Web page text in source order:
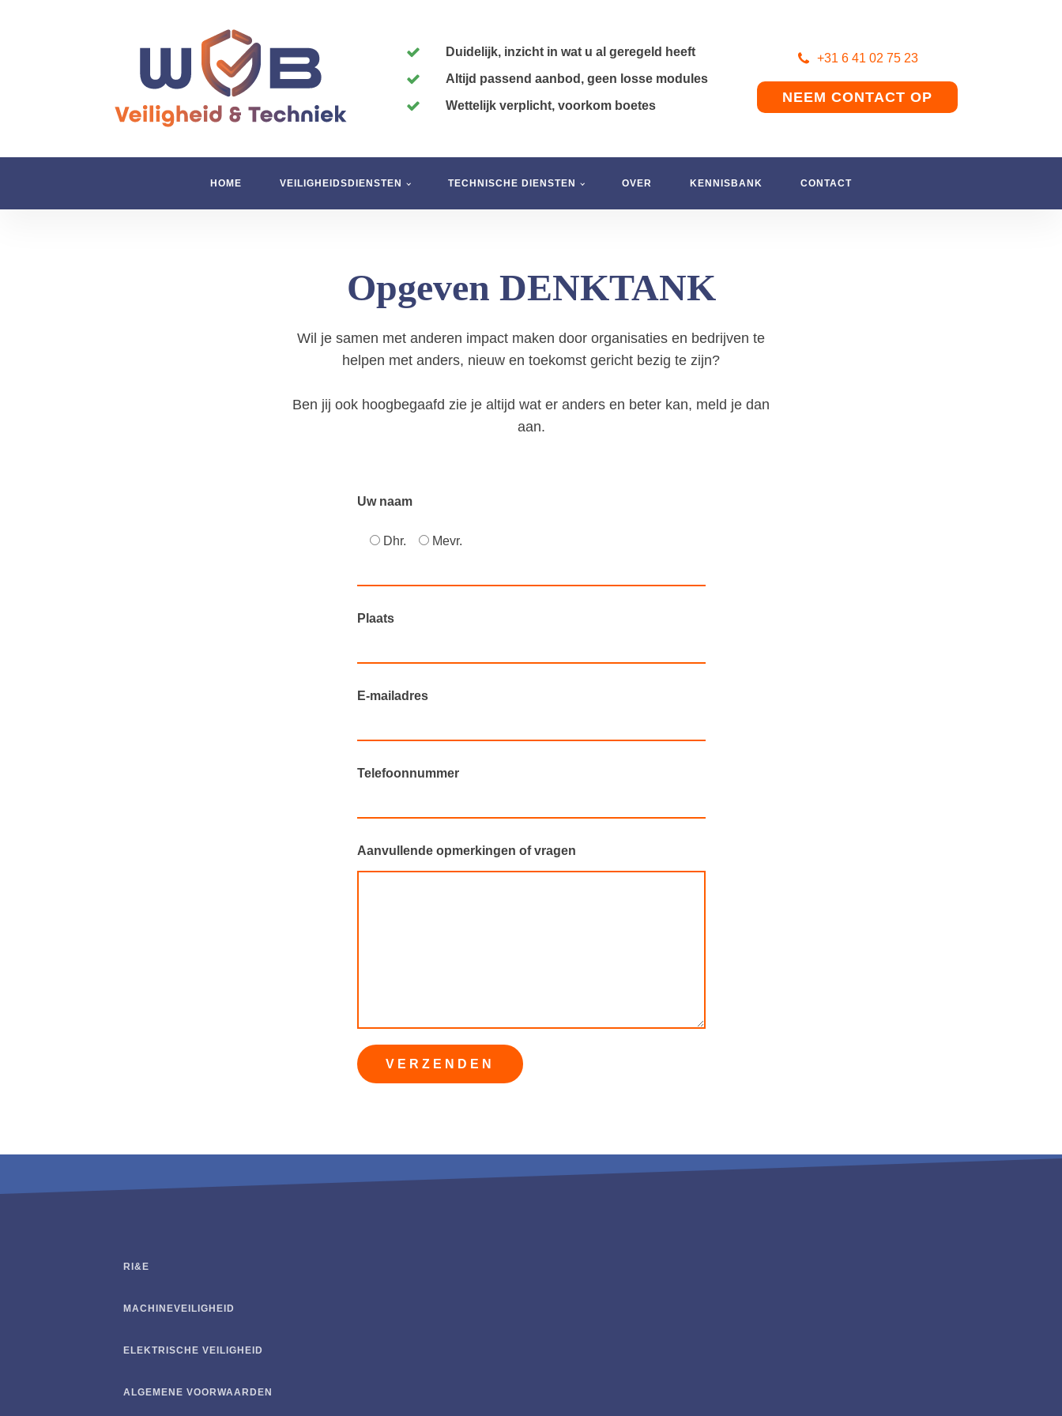
Duidelijk, inzicht in wat u al geregeld heeft
Altijd passend aanbod, geen losse modules
Wettelijk verplicht, voorkom boetes
+31 6 41 02 75 23
NEEM CONTACT OP
HOME VEILIGHEIDSDIENSTEN TECHNISCHE DIENSTEN OVER KENNISBANK CONTACT
Opgeven DENKTANK
Wil je samen met anderen impact maken door organisaties en bedrijven te
helpen met anders, nieuw en toekomst gericht bezig te zijn?
Ben jij ook hoogbegaafd zie je altijd wat er anders en beter kan, meld je dan
aan.
Uw naam
Dhr. Mevr.
Plaats
E-mailadres
Telefoonnummer
Aanvullende opmerkingen of vragen
RI&E
MACHINEVEILIGHEID
ELEKTRISCHE VEILIGHEID
ALGEMENE VOORWAARDEN